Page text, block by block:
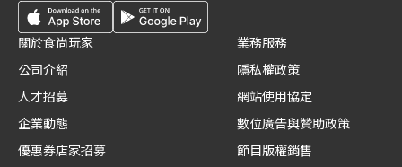
關於食尚玩家
公司介紹
人才招募
企業動態
優惠券店家招募
業務服務
隱私權政策
網站使用協定
數位廣告與贊助政策
節目版權銷售